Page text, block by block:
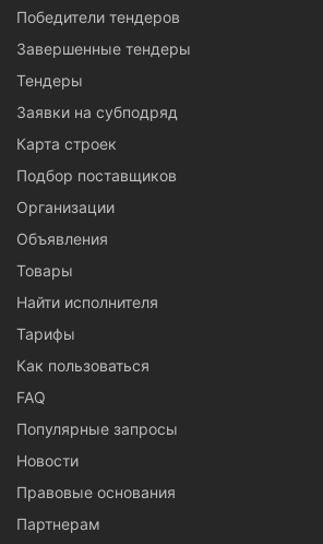
Победители тендеров
Завершенные тендеры
Тендеры
Заявки на субподряд
Карта строек
Подбор поставщиков
Организации
Объявления
Товары
Найти исполнителя
Тарифы
Как пользоваться
FAQ
Популярные запросы
Новости
Правовые основания
Партнерам